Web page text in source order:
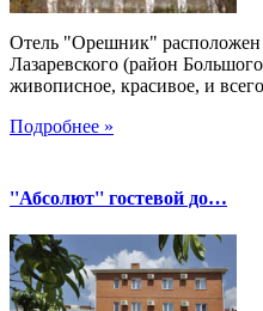
Отель "Орешник" расположен
Лазаревского (район
живописное, красивое, и
Подробнее »
''Абсолют'' гостевой до…